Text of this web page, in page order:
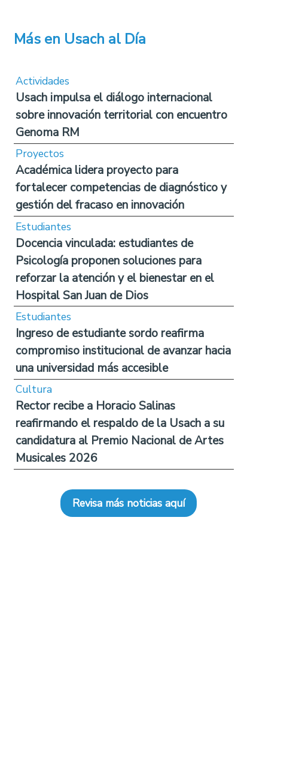
Más en Usach al Día
Actividades
Usach impulsa el diálogo internacional
sobre innovación territorial con encuentro
Genoma RM
Proyectos
Académica lidera proyecto para
fortalecer competencias de diagnóstico y
gestión del fracaso en innovación
Estudiantes
Docencia vinculada: estudiantes de
Psicología proponen soluciones para
reforzar la atención y el bienestar en el
Hospital San Juan de Dios
Estudiantes
Ingreso de estudiante sordo reafirma
compromiso institucional de avanzar hacia
una universidad más accesible
Cultura
Rector recibe a Horacio Salinas
reafirmando el respaldo de la Usach a su
candidatura al Premio Nacional de Artes
Musicales 2026
Revisa más noticias aquí